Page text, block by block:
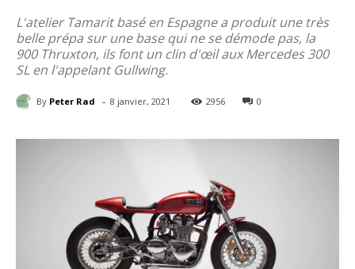
L'atelier Tamarit basé en Espagne a produit une très
belle prépa sur une base qui ne se démode pas, la
900 Thruxton, ils font un clin d'œil aux Mercedes 300
SL en l'appelant Gullwing.
By Peter Rad - 8 janvier, 2021 2956 0